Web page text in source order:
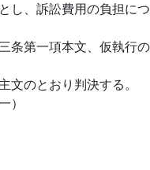
し、訴訟費用の負担につ
条第一項本文、仮執行の
文のとおり判決する。